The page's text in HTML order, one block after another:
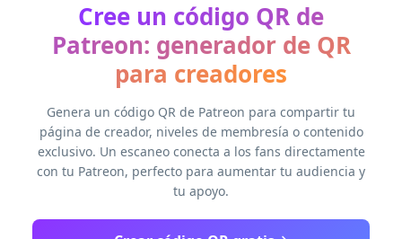
Cree un código QR de
Patreon: generador de QR
para creadores
Genera un código QR de Patreon para compartir tu
página de creador, niveles de membresía o contenido
exclusivo. Un escaneo conecta a los fans directamente
con tu Patreon, perfecto para aumentar tu audiencia y
tu apoyo.